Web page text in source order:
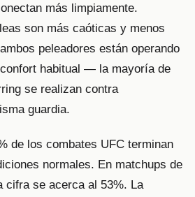
más limpiamente.
son más caóticas y menos
peleadores están operando
habitual — la mayoría de
se realizan contra
guardia.
de los combates UFC terminan
normales. En matchups de
cifra se acerca al 53%. La